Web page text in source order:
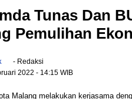
Tunas Dan
Pemulihan
- Redaksi
2022 - 14:15 WIB